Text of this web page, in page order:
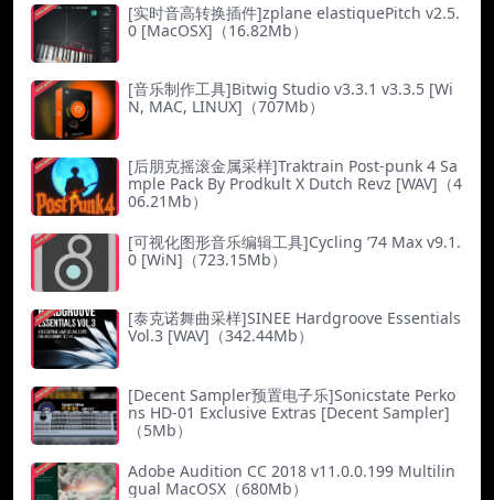
[实时音高转换插件]zplane elastiquePitch v2.5.
0 [MacOSX]（16.82Mb）
[音乐制作工具]Bitwig Studio v3.3.1 v3.3.5 [Wi
N, MAC, LINUX]（707Mb）
[后朋克摇滚金属采样]Traktrain Post-punk 4 Sa
mple Pack By Prodkult X Dutch Revz [WAV]（4
06.21Mb）
[可视化图形音乐编辑工具]Cycling ’74 Max v9.1.
0 [WiN]（723.15Mb）
[泰克诺舞曲采样]SINEE Hardgroove Essentials
Vol.3 [WAV]（342.44Mb）
[Decent Sampler预置电子乐]Sonicstate Perko
ns HD-01 Exclusive Extras [Decent Sampler]
（5Mb）
Adobe Audition CC 2018 v11.0.0.199 Multilin
gual MacOSX（680Mb）